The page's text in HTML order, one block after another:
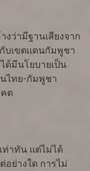
ว่ามีฐานเสียงจาก
บเขตแดนกัมพูชา
ด้มีนโยบายเป็น
นไทย-กัมพูชา
ต
าทัน แต่ไม่ได้
อย่างใด การไม่